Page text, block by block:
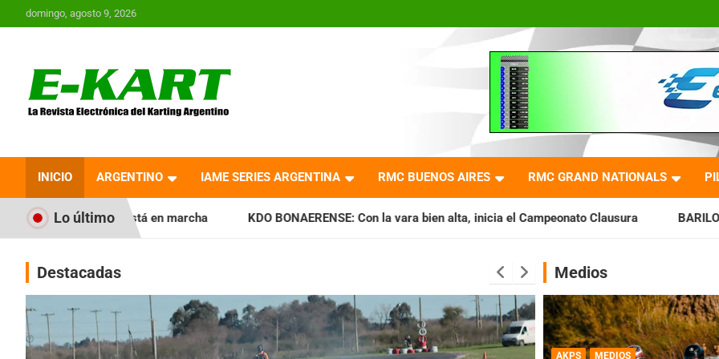
Saltar
al
domingo, agosto 9, 2026
Revista Electrónica del
Karting en Argentina
INICIO ARGENTINO IAME SERIES ARGENTINA RMC BUENOS AIRES RMC GRAND NATIONALS
Lo último
en marcha KDO BONAERENSE: Con la vara bien alta, inicia el Campeonato Clausura BARILOCHENSE: Preparan
Destacadas Medios
AKPS MEDIOS